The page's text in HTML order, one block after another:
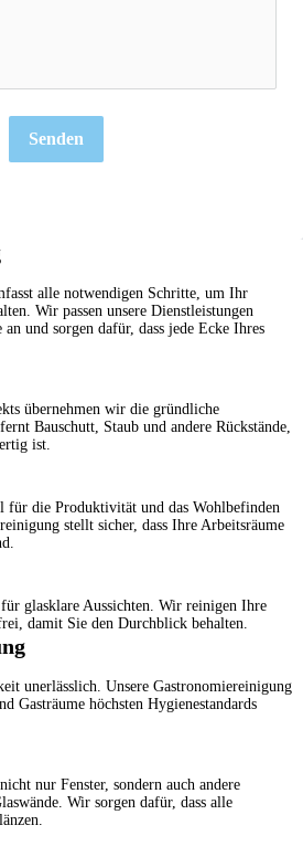
Senden
alle notwendigen Schritte, um Ihr
Wir passen unsere Dienstleistungen
und sorgen dafür, dass jede Ecke Ihres
übernehmen wir die gründliche
Bauschutt, Staub und andere Rückstände,
ist.
für die Produktivität und das Wohlbefinden
stellt sicher, dass Ihre Arbeitsräume
glasklare Aussichten. Wir reinigen Ihre
damit Sie den Durchblick behalten.
unerlässlich. Unsere Gastronomiereinigung
Gasträume höchsten Hygienestandards
nur Fenster, sondern auch andere
Wir sorgen dafür, dass alle